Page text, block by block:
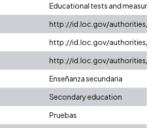
Educational tests and
http://id.loc.gov/authorities/
http://id.loc.gov/authorities/
http://id.loc.gov/authorities/
Enseñanza secundaria
Secondary education
Pruebas